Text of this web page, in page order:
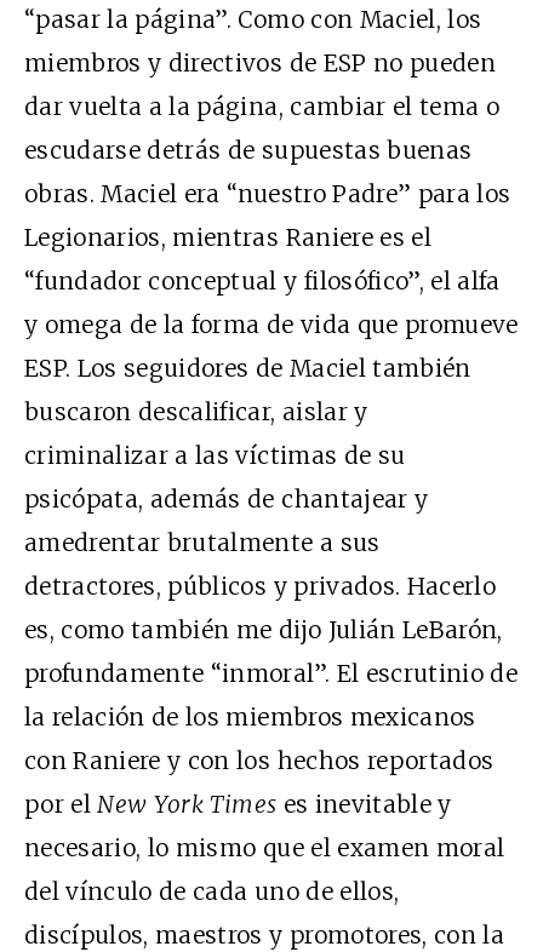
“pasar la página”. Como con Maciel, los
miembros y directivos de ESP no pueden
dar vuelta a la página, cambiar el tema o
escudarse detrás de supuestas buenas
obras. Maciel era “nuestro Padre” para los
Legionarios, mientras Raniere es el
“fundador conceptual y filosófico”, el alfa
y omega de la forma de vida que promueve
ESP. Los seguidores de Maciel también
buscaron descalificar, aislar y
criminalizar a las víctimas de su
psicópata, además de chantajear y
amedrentar brutalmente a sus
detractores, públicos y privados. Hacerlo
es, como también me dijo Julián LeBarón,
profundamente “inmoral”. El escrutinio de
la relación de los miembros mexicanos
con Raniere y con los hechos reportados
por elNew York Times es inevitable y
necesario, lo mismo que el examen moral
del vínculo de cada uno de ellos,
discípulos, maestros y promotores, con la